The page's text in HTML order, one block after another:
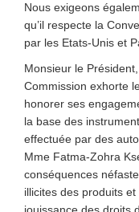
Nous exigeons
qu’il respecte la
par les Etats-Unis et
Monsieur le
Commission exhorte
honorer ses
la base des
effectuée par des
Mme Fatma-Zohra
conséquences
illicites des produits